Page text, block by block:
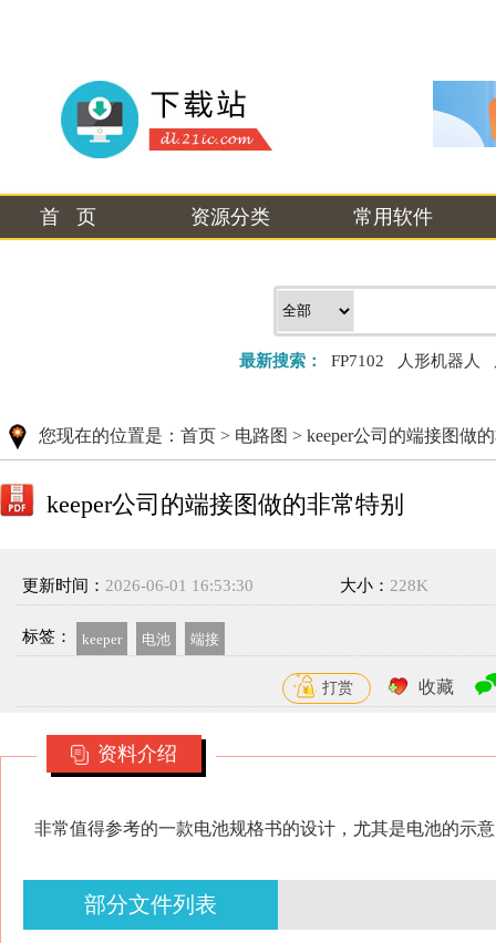
首 页 资源分类 常用软件
最新搜索： FP7102 人形机器人
您现在的位置是： 首页 > 电路图 > keeper公司的端接图做
keeper公司的端接图做的非常特别
更新时间： 2026-06-01 16:53:30 大小： 228K
标签： keeper 电池 端接
打赏 收藏
资料介绍
非常值得参考的一款电池规格书的设计，尤其是电池的示
部分文件列表